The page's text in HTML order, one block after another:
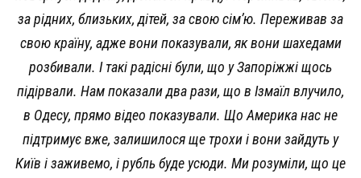
за рідних, близьких, дітей, за свою сім’ю. Переживав за
свою країну, адже вони показували, як вони шахедами
розбивали. І такі радісні були, що у Запоріжжі щось
підірвали. Нам показали два рази, що в Ізмаїл влучило,
в Одесу, прямо відео показували. Що Америка нас не
підтримує вже, залишилося ще трохи і вони зайдуть у
Київ і заживемо, і рубль буде усюди. Ми розуміли, що це